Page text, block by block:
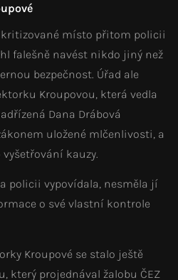
kritizované místo přitom policii
falešně navést nikdo jiný než
bezpečnost. Úřad ale
Kroupovou, která vedla
Dana Drábová
uložené mlčenlivosti, a
kauzy.
policii vypovídala, nesměla jí
o své vlastní kontrole
Kroupové se stalo ještě
který projednával žalobu ČEZ